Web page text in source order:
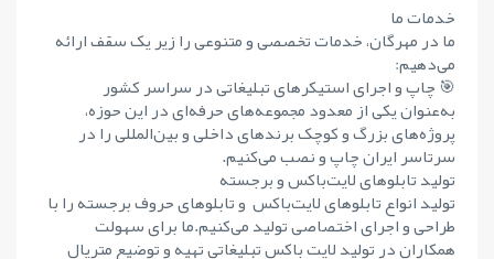
خدمات ما
ما در مهرگان، خدمات تخصصی و متنوعی را زیر یک سقف ارائه
می‌دهیم:
🎯 چاپ و اجرای استیکرهای تبلیغاتی در سراسر کشور
به‌عنوان یکی از معدود مجموعه‌های حرفه‌ای در این حوزه،
پروژه‌های بزرگ و کوچک برندهای داخلی و بین‌المللی را در
سرتاسر ایران چاپ و نصب می‌کنیم.
تولید تابلوهای لایت‌باکس و برجسته
تولید انواع تابلوهای لایت‌باکس و تابلوهای حروف برجسته را با
طراحی و اجرای اختصاصی تولید می‌کنیم.ما برای سهولت
همکاران در تولید لایت باکس تبلیغاتی تهیه و توضیع متریال